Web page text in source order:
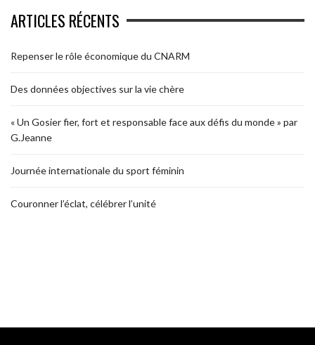
ARTICLES RÉCENTS
Repenser le rôle économique du CNARM
Des données objectives sur la vie chère
« Un Gosier fier, fort et responsable face aux défis du monde » par
G.Jeanne
Journée internationale du sport féminin
Couronner l’éclat, célébrer l’unité